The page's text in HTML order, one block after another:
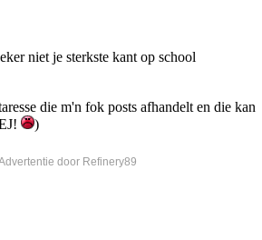
niet je sterkste kant op school
die m'n fok posts afhandelt en die kan
)
door Refinery89